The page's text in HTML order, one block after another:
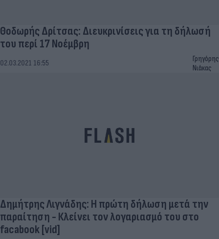
Θοδωρής Δρίτσας: Διευκρινίσεις για τη δήλωσή
του περί 17 Νοέμβρη
02.03.2021 16:55
Γρηγόρης
Νιάκας
Δημήτρης Λιγνάδης: Η πρώτη δήλωση μετά την
παραίτηση - Κλείνει τον λογαριασμό του στο
facabook [vid]